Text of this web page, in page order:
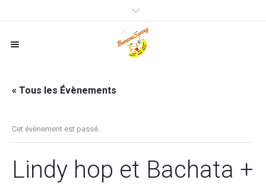
« Tous les Évènements
Cet évènement est passé.
Lindy hop et Bachata +